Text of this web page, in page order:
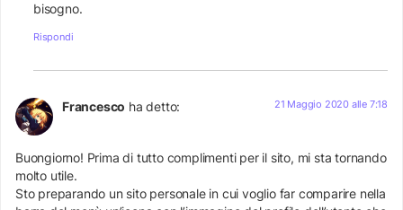
bisogno.
Rispondi
Francesco ha detto: 21 Maggio 2020 alle 7:18
Buongiorno! Prima di tutto complimenti per il sito, mi sta tornando
molto utile.
Sto preparando un sito personale in cui voglio far comparire nella